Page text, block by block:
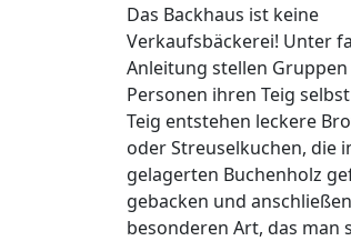
Das Backhaus ist keine
Verkaufsbäckerei! Unter
Anleitung stellen Gruppen
Personen ihren Teig
Teig entstehen leckere
oder Streuselkuchen, die
gelagerten Buchenholz
gebacken und
besonderen Art, das man